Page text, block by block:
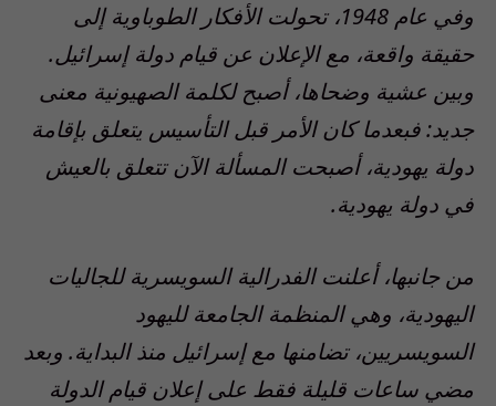
وفي عام 1948، تحولت الأفكار الطوباوية إلى
حقيقة واقعة، مع الإعلان عن قيام دولة إسرائيل.
وبين عشية وضحاها، أصبح لكلمة الصهيونية معنى
جديد: فبعدما كان الأمر قبل التأسيس يتعلق بإقامة
دولة يهودية، أصبحت المسألة الآن تتعلق بالعيش
في دولة يهودية.
من جانبها، أعلنت الفدرالية السويسرية للجاليات
اليهودية، وهي المنظمة الجامعة لليهود
السويسريين، تضامنها مع إسرائيل منذ البداية. وبعد
مضي ساعات قليلة فقط على إعلان قيام الدولة